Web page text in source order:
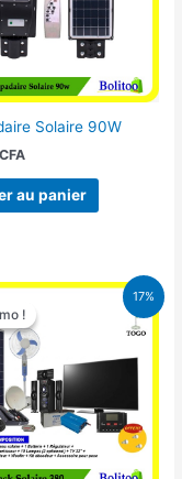
Solaire 90W
CFA
au panier
17%
!!
Le
initial
était :
430.000 CFA.
Le
prix
actuel
355.000